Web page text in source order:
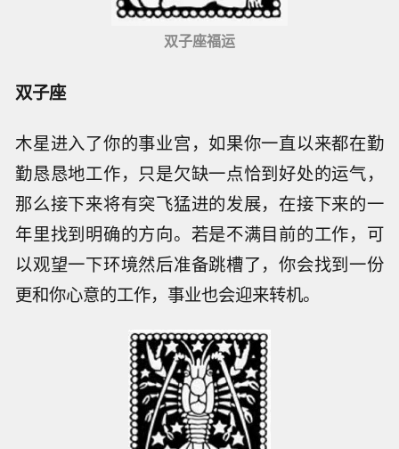
双子座福运
双子座
木星进入了你的事业宫，如果你一直以来都在勤
勤恳恳地工作，只是欠缺一点恰到好处的运气，
那么接下来将有突飞猛进的发展，在接下来的一
年里找到明确的方向。若是不满目前的工作，可
以观望一下环境然后准备跳槽了，你会找到一份
更和你心意的工作，事业也会迎来转机。